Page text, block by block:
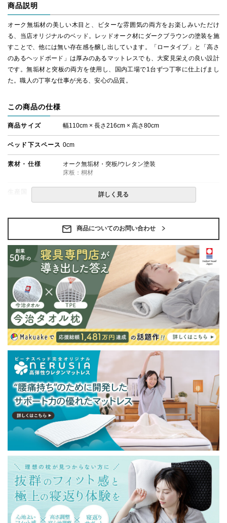
商品説明
オーク無垢材の美しい木目と、ビターな雰囲気の両方をお楽しみいただけ
る、当店オリジナルのベッド。レッドオーク材にダークブラウンの塗装を施
すことで、他には無い存在感を醸し出しています。「ロータイプ」と「高さ
のあるヘッドボード」は厚みのあるマットレスでも、大変見栄えの良い設計
です。無垢材と突板の両方を使用し、国内工場で1台ずつ丁寧に仕上げまし
た。職人の丁寧な仕事が光る、安心の品質。
この商品の仕様
商品サイズ 幅110cm × 長さ216cm × 高さ80cm
ベッド下スペース 0cm
素材・仕様
オーク無垢材・突板/ウレタン塗装
床板：桐材
・この商品は組み立て式です。
・ベッドフレームのみの金額です。
※北海道・沖縄・離島等一部地域へのお届けは別途送料
が発生する場合がございます。また発送予定も変更にな
る場合があります。
詳しく見る
商品についてのお問い合わせ